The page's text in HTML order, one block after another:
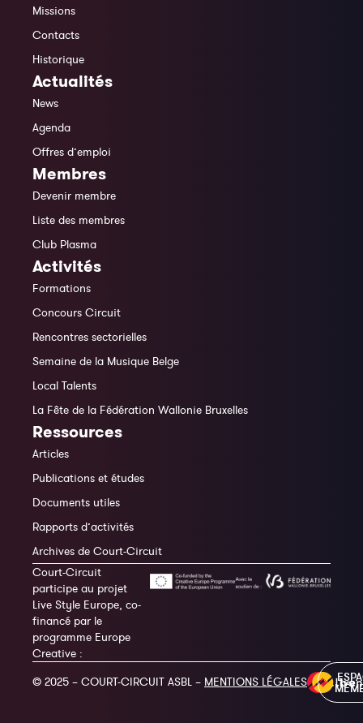
Missions
Contacts
Historique
Actualités
News
Agenda
Offres d’emploi
Membres
Devenir membre
Liste des membres
Club Plasma
Activités
Formations
Concours Circuit
Rencontres sectorielles
Semaine de la Musique Belge
Local Talents
La Fête de la Fédération Wallonie Bruxelles
Ressources
Articles
Publications et études
Documents utiles
Rapports d’activités
Archives de Court-Circuit
Court-Circuit
participe au projet
Live Style Europe, co-
financé par le
programme Europe
Creative :
© 2025 – COURT-CIRCUIT ASBL – MENTIONS LÉGALES